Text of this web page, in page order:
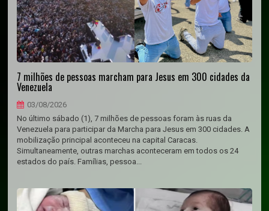
7 milhões de pessoas marcham para Jesus em 300 cidades da
Venezuela
03/08/2026
No último sábado (1), 7 milhões de pessoas foram às ruas da
Venezuela para participar da Marcha para Jesus em 300 cidades. A
mobilização principal aconteceu na capital Caracas.
Simultaneamente, outras marchas aconteceram em todos os 24
estados do país. Famílias, pessoa...